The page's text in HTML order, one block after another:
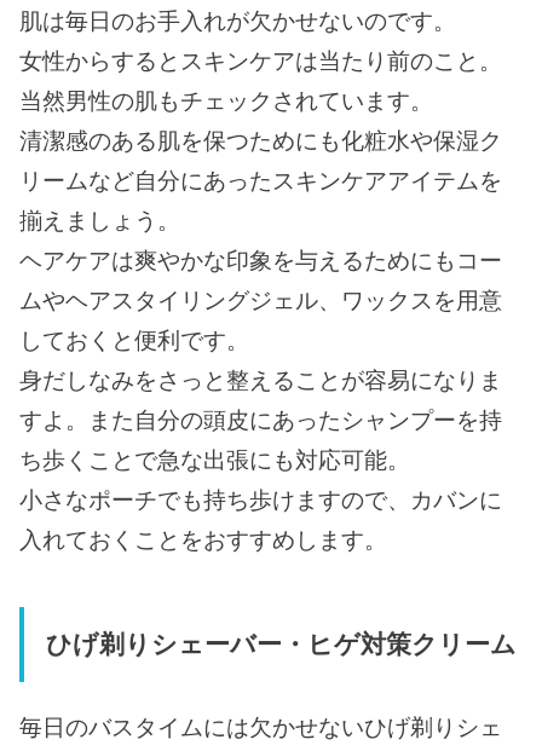
肌は毎日のお手入れが欠かせないのです。
女性からするとスキンケアは当たり前のこと。
当然男性の肌もチェックされています。
清潔感のある肌を保つためにも化粧水や保湿ク
リームなど自分にあったスキンケアアイテムを
揃えましょう。
ヘアケアは爽やかな印象を与えるためにもコー
ムやヘアスタイリングジェル、ワックスを用意
しておくと便利です。
身だしなみをさっと整えることが容易になりま
すよ。また自分の頭皮にあったシャンプーを持
ち歩くことで急な出張にも対応可能。
小さなポーチでも持ち歩けますので、カバンに
入れておくことをおすすめします。
ひげ剃りシェーバー・ヒゲ対策クリーム
毎日のバスタイムには欠かせないひげ剃りシェ